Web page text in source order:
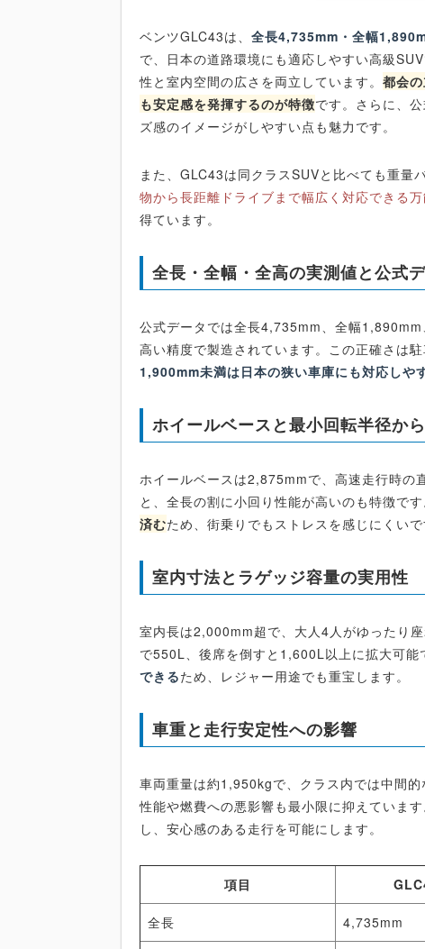
ベンツGLC43は、全長4,735mm・全幅
で、日本の道路環境にも適応しやすい高級
性と室内空間の広さを両立しています。都会
も安定感を発揮するのが特徴です。さらに、
ズ感のイメージがしやすい点も魅力です。
また、GLC43は同クラスSUVと比べても重量
物から長距離ドライブまで幅広く対応できる
得ています。
全長・全幅・全高の実測値と公式
公式データでは全長4,735mm、全幅
高い精度で製造されています。この正確さは
1,900mm未満は日本の狭い車庫にも対応しや
ホイールベースと最小回転半径か
ホイールベースは2,875mmで、高速走行時の
と、全長の割に小回り性能が高いのも特徴です
済むため、街乗りでもストレスを感じにくいで
室内寸法とラゲッジ容量の実用性
室内長は2,000mm超で、大人4人がゆったり
で550L、後席を倒すと1,600L以上に拡大可能
できるため、レジャー用途でも重宝します。
車重と走行安定性への影響
車両重量は約1,950kgで、クラス内では中間
性能や燃費への悪影響も最小限に抑えていま
し、安心感のある走行を可能にします。
項目
全長 4,735mm